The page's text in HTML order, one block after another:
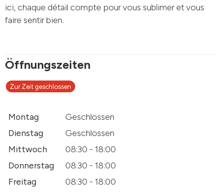
ici, chaque détail compte pour vous sublimer et vous
faire sentir bien.
Öffnungszeiten
Zur Zeit geschlossen
Montag
Geschlossen
Dienstag
Geschlossen
Mittwoch
08:30 - 18:00
Donnerstag
08:30 - 18:00
Freitag
08:30 - 18:00